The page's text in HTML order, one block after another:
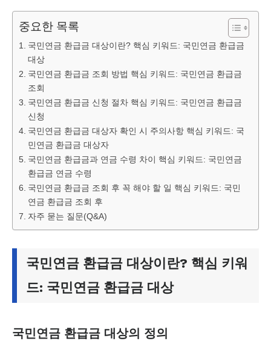
중요한 목록
국민연금 환급금 대상이란? 핵심 키워드: 국민연금 환급금
대상
국민연금 환급금 조회 방법 핵심 키워드: 국민연금 환급금
조회
국민연금 환급금 신청 절차 핵심 키워드: 국민연금 환급금
신청
국민연금 환급금 대상자 확인 시 주의사항 핵심 키워드: 국
민연금 환급금 대상자
국민연금 환급금과 연금 수령 차이 핵심 키워드: 국민연금
환급금 연금 수령
국민연금 환급금 조회 후 꼭 해야 할 일 핵심 키워드: 국민
연금 환급금 조회 후
자주 묻는 질문(Q&A)
국민연금 환급금 대상이란? 핵심 키워
드: 국민연금 환급금 대상
국민연금 환급금 대상의 정의